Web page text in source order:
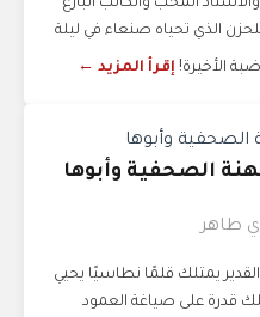
المحب والكاتب البارع
الذي تحياه صنعاء في ليلة
الأخيرة! إقرأ المزيد ←
الصحفية وأبوها
طاهر
يمتلك قلمًا نطاسيًا يحيي
قدرة على صياغة العمود